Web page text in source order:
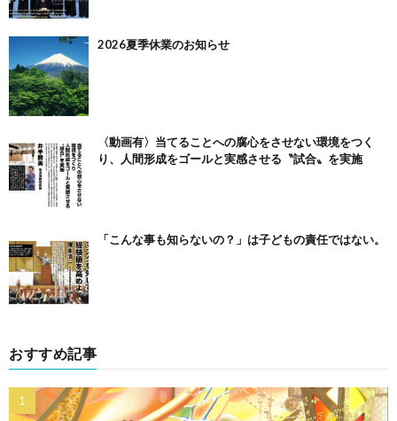
2026夏季休業のお知らせ
〈動画有〉当てることへの腐心をさせない環境をつく
り、人間形成をゴールと実感させる〝試合〟を実施
「こんな事も知らないの？」は子どもの責任ではない。
おすすめ記事